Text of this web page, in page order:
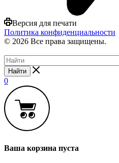
Версия для печати
Политика конфиденциальности
© 2026 Все права защищены.
Найти
0
Ваша корзина пуста